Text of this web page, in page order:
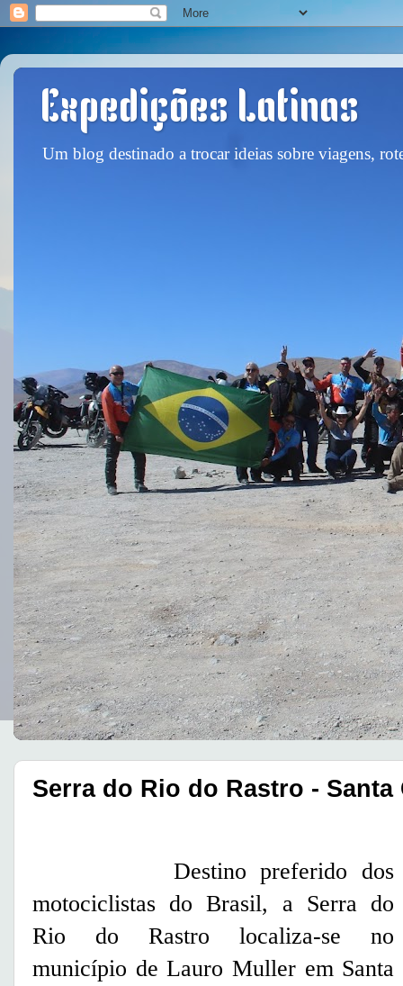
Expedições Latinas
Um blog destinado a trocar ideias sobre viagens,
Serra do Rio do Rastro - Santa
Destino preferido dos
motociclistas do Brasil, a Serra do
Rio do Rastro localiza-se no
município de Lauro Muller em Santa